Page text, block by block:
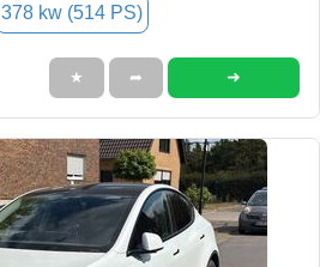
378 kw (514 PS)
★ ➦ ➜